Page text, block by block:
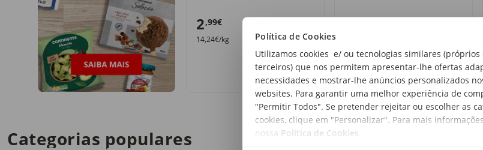
Política de Cookies
Utilizamos cookies e/ ou tecnologias similares (próprios
terceiros) que nos permitem apresentar-lhe ofertas
necessidades e mostrar-lhe anúncios personalizados
websites. Para garantir uma melhor experiência de
"Permitir Todos". Se pretender rejeitar ou escolher as
cookies, clique em "Personalizar". Para mais
nossa Política de Cookies
2,99€
14,24€/kg
1
Categorias populares